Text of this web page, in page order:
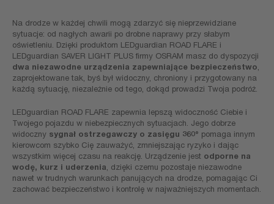
Na drodze w każdej chwili mogą zdarzyć się nieprzewidziane
sytuacje: od nagłych awarii po drobne naprawy przy słabym
oświetleniu. Dzięki produktom LEDguardian ROAD FLARE i
LEDguardian SAVER LIGHT PLUS firmy OSRAM masz do dyspozycji
dwa niezawodne urządzenia zapewniające bezpieczeństwo
zaprojektowane tak, byś był widoczny, chroniony i przygotowany na
każdą sytuację, niezależnie od tego, dokąd prowadzi Twoja podróż.
LEDguardian ROAD FLARE zapewnia lepszą widoczność Ciebie i
Twojego pojazdu w niebezpiecznych sytuacjach. Jego dobrze
widoczny sygnał ostrzegawczy o zasięgu 360° pomaga innym
kierowcom szybko Cię zauważyć, zmniejszając ryzyko i dając
wszystkim więcej czasu na reakcję. Urządzenie jest odporne na
wodę, kurz i uderzenia , dzięki czemu pozostaje niezawodne
nawet w trudnych warunkach panujących na drodze, pomagając Ci
zachować bezpieczeństwo i kontrolę w najważniejszych momentach.